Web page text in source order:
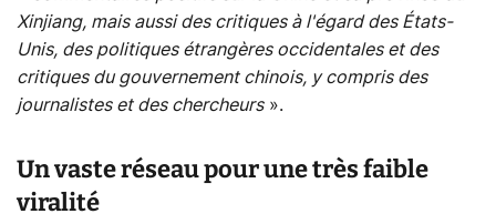
Xinjiang, mais aussi des critiques à l'égard des États-
Unis, des politiques étrangères occidentales et des
critiques du gouvernement chinois, y compris des
journalistes et des chercheurs».
Un vaste réseau pour une très faible
viralité